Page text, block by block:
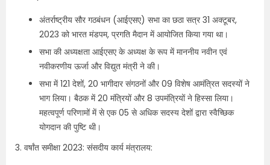
अंतर्राष्ट्रीय सौर गठबंधन (आईएसए) सभा का छठा सत्र 31 अक्टूबर,
2023 को भारत मंडपम, प्रगति मैदान में आयोजित किया गया था।
सभा की अध्यक्षता आईएसए के अध्यक्ष के रूप में माननीय नवीन एवं
नवीकरणीय ऊर्जा और विद्युत मंत्री ने की।
सभा में 121 देशों, 20 भागीदार संगठनों और 09 विशेष आमंत्रित सदस्यों ने
भाग लिया। बैठक में 20 मंत्रियों और 8 उपमंत्रियों ने हिस्सा लिया।
महत्वपूर्ण परिणामों में से एक 05 से अधिक सदस्य देशों द्वारा स्वैच्छिक
योगदान की पुष्टि थी।
3. वर्षांत समीक्षा 2023: संसदीय कार्य मंत्रालय: